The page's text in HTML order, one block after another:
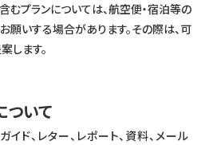
むプランについては、航空便・宿泊等の
願いする場合があります。その際は、可
します。
ついて
ド、レター、レポート、資料、メール